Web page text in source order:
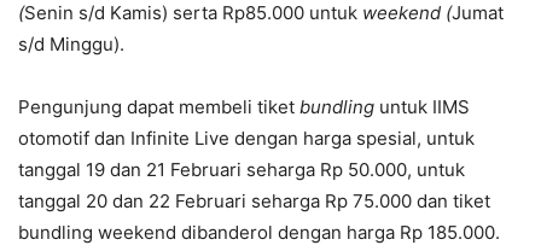
(Senin s/d Kamis) serta Rp85.000 untuk weekend (Jumat
s/d Minggu).
Pengunjung dapat membeli tiket bundling untuk IIMS
otomotif dan Infinite Live dengan harga spesial, untuk
tanggal 19 dan 21 Februari seharga Rp 50.000, untuk
tanggal 20 dan 22 Februari seharga Rp 75.000 dan tiket
bundling weekend dibanderol dengan harga Rp 185.000.